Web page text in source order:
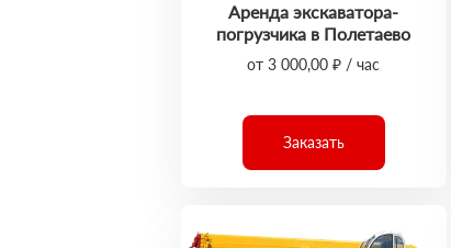
Аренда экскаватора-
погрузчика в Полетаево
от 3 000,00 ₽ / час
Заказать